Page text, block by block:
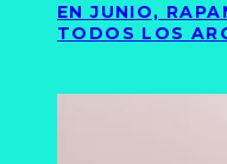
EN JUNIO,
TODOS LOS